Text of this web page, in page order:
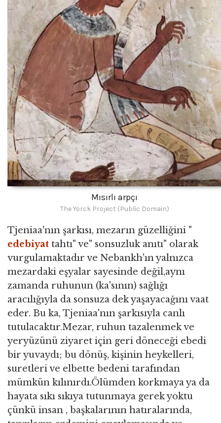
Mısırlı arpçı
The Yorck Project (Public Domain)
Tjeniaa'nın şarkısı, mezarın güzelliğini "
edebiyat tahtı" ve" sonsuzluk anıtı" olarak
vurgulamaktadır ve Nebankh'ın yalnızca
mezardaki eşyalar sayesinde değil,aynı
zamanda ruhunun (ka'sının) sağlığı
aracılığıyla da sonsuza dek yaşayacağını vaat
eder. Bu ka, Tjeniaa'nın şarkısıyla canlı
tutulacaktır.Mezar, ruhun tazalenmek ve
yeryüzünü ziyaret için geri döneceği ebedi
bir yuvaydı; bu dönüş, kişinin heykelleri,
suretleri ve elbette bedeni tarafından
mümkün kılınırdı.Ölümden korkmaya ya da
hayata sıkı sıkıya tutunmaya gerek yoktu
çünkü insan , başkalarının hatıralarında,